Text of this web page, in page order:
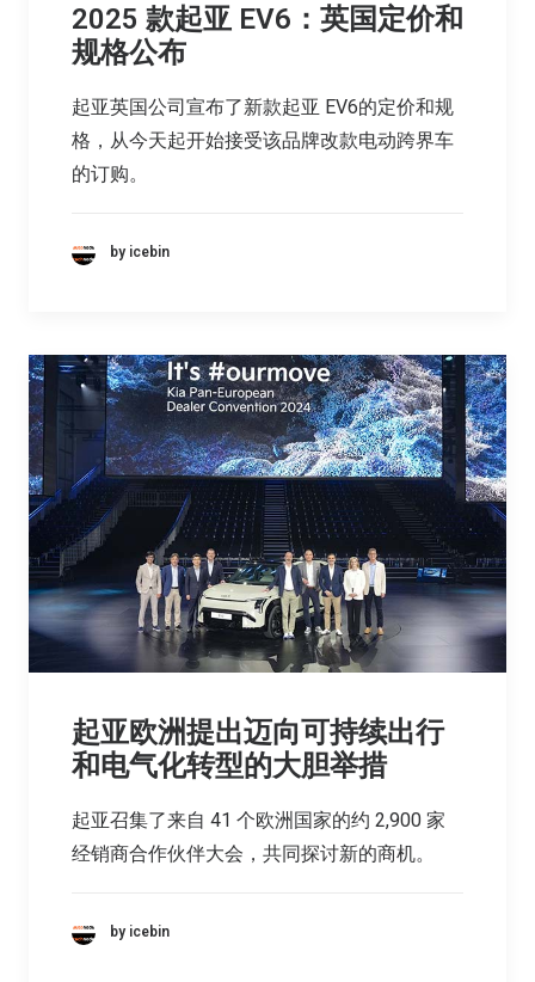
2025 款起亚 EV6：英国定价和
规格公布
起亚英国公司宣布了新款起亚 EV6的定价和规
格，从今天起开始接受该品牌改款电动跨界车
的订购。
by icebin
起亚欧洲提出迈向可持续出行
和电气化转型的大胆举措
起亚召集了来自 41 个欧洲国家的约 2,900 家
经销商合作伙伴大会，共同探讨新的商机。
by icebin